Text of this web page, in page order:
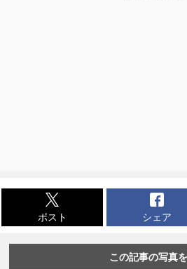
ポスト シェア
この記事の写真